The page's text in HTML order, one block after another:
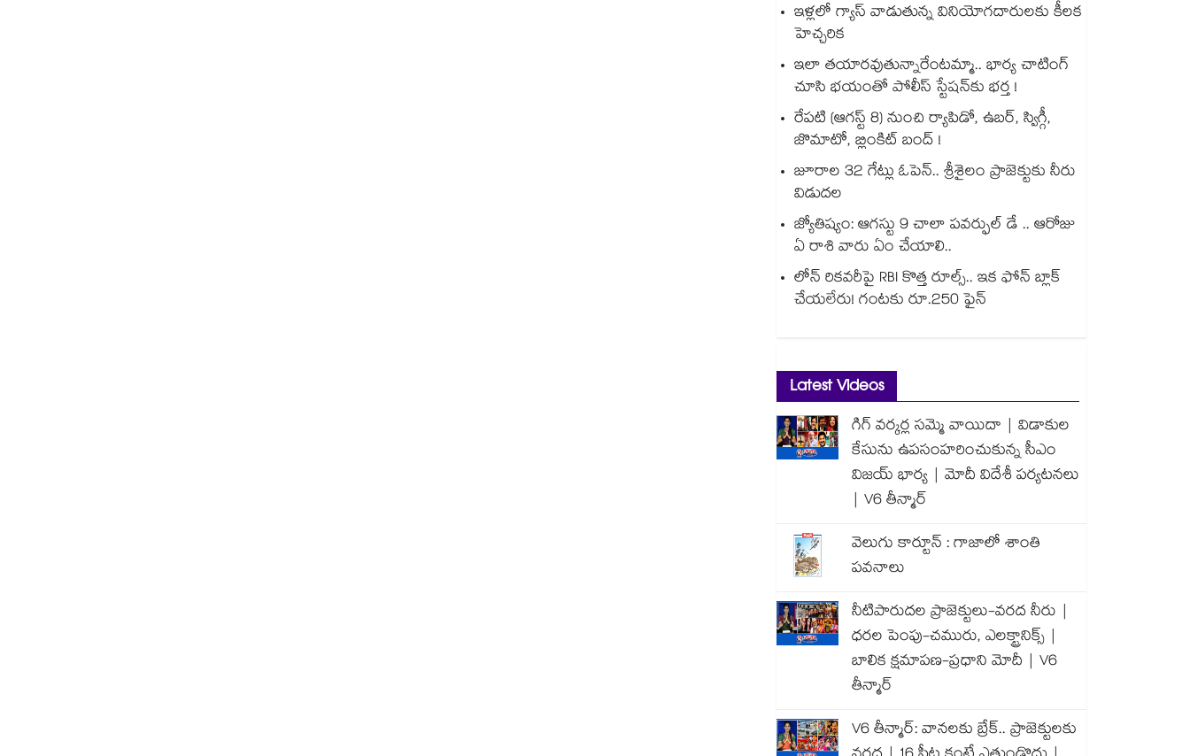
ఇళ్లలో గ్యాస్ వాడుతున్న వినియోగదారులకు కీలక
హెచ్చరిక
ఇలా తయారవుతున్నారేంటమ్మా.. భార్య చాటింగ్
చూసి భయంతో పోలీస్ స్టేషన్⁫కు భర్త !
రేపటి (ఆగస్ట్ 8) నుంచి ర్యాపిడో, ఉబర్, స్విగ్గీ,
జొమాటో, బ్లింకిట్ బంద్ !
జూరాల 32 గేట్లు ఓపెన్.. శ్రీశైలం ప్రాజెక్టుకు నీరు
విడుదల
జ్యోతిష్యం: ఆగస్టు 9 చాలా పవర్ఫుల్ డే .. ఆరోజు
ఏ రాశి వారు ఏం చేయాలి..
లోన్ రికవరీపై RBI కొత్త రూల్స్.. ఇక ఫోన్ బ్లాక్
చేయలేరు! గంటకు రూ.250 ఫైన్
Latest Videos
గిగ్ వర్కర్ల సమ్మె వాయిదా | విడాకుల
కేసును ఉపసంహరించుకున్న సీఎం
విజయ్ భార్య | మోదీ విదేశీ పర్యటనలు
| V6 తీన్మార్
వెలుగు కార్టూన్ : గాజాలో శాంతి
పవనాలు
నీటిపారుదల ప్రాజెక్టులు-వరద నీరు |
ధరల పెంపు-చమురు, ఎలక్ట్రానిక్స్ |
బాలిక క్షమాపణ-ప్రధాని మోదీ | V6
తీన్మార్
V6 తీన్మార్: వానలకు బ్రేక్.. ప్రాజెక్టులకు